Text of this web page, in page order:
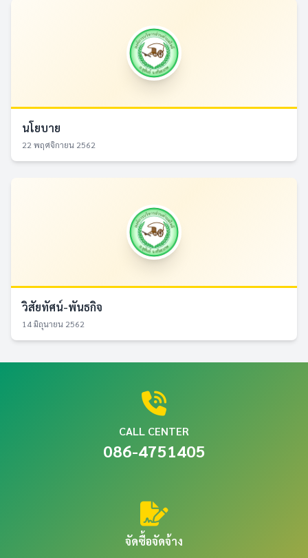
นโยบาย
22 พฤศจิกายน 2562
วิสัยทัศน์-พันธกิจ
14 มิถุนายน 2562
CALL CENTER
086-4751405
จัดซื้อจัดจ้าง